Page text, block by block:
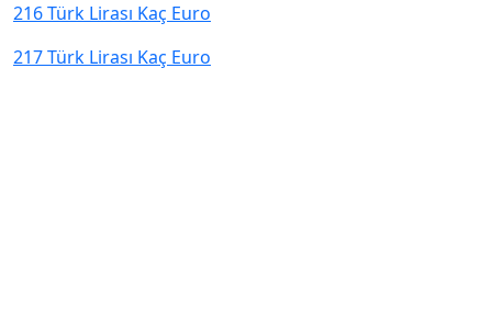
216 Türk Lirası Kaç Euro
217 Türk Lirası Kaç Euro